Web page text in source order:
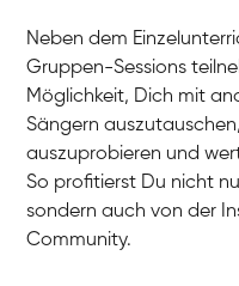
Neben dem
Gruppen-Sessions
Möglichkeit, Dich mit
Sängern
auszuprobieren und
So profitierst Du nicht
sondern auch von der
Community.